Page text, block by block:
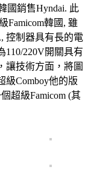
國銷售Hyndai. 此
Famicom韓國, 雖
控制器具有長的電
110/220V開關具有
讓技術方面，將圖
級Comboy他的版
超級Famicom (其